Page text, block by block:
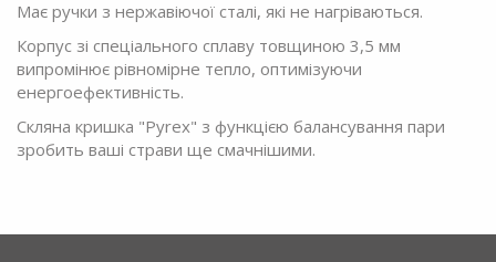
Має ручки з нержавіючої сталі, які не нагріваються.
Корпус зі спеціального сплаву товщиною 3,5 мм
випромінює рівномірне тепло, оптимізуючи
енергоефективність.
Скляна кришка "Pyrex" з функцією балансування пари
зробить ваші страви ще смачнішими.